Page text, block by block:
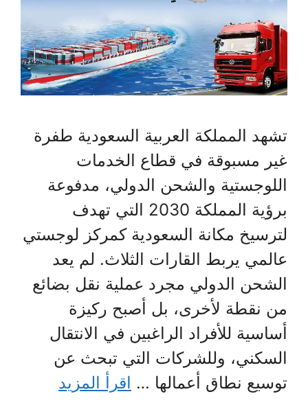
تشهد المملكة العربية السعودية طفرة
غير مسبوقة في قطاع الخدمات
اللوجستية والشحن الدولي، مدفوعة
برؤية المملكة 2030 التي تهدف
لترسيخ مكانة السعودية كمركز لوجستي
عالمي يربط القارات الثلاث. لم يعد
الشحن الدولي مجرد عملية نقل بضائع
من نقطة لأخرى، بل أصبح ركيزة
أساسية للأفراد الراغبين في الانتقال
السكني، وللشركات التي تبحث عن
توسيع نطاق أعمالها … اقرأ المزيد